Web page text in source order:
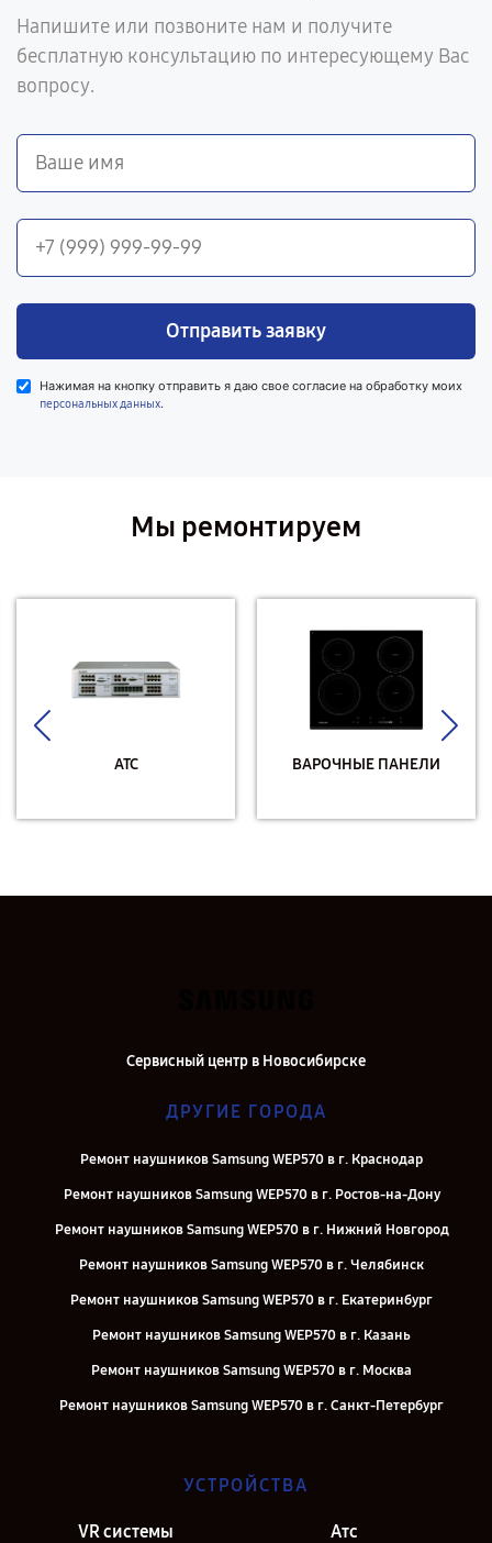
Напишите или позвоните нам и получите
бесплатную консультацию по интересующему Вас
вопросу.
Отправить заявку
Нажимая на кнопку отправить я даю свое согласие на обработку моих
персональных данных.
Мы ремонтируем
АТС ВАРОЧНЫЕ ПАНЕЛИ
Сервисный центр в Новосибирске
ДРУГИЕ ГОРОДА
Ремонт наушников Samsung WEP570 в г. Краснодар
Ремонт наушников Samsung WEP570 в г. Ростов-на-Дону
Ремонт наушников Samsung WEP570 в г. Нижний Новгород
Ремонт наушников Samsung WEP570 в г. Челябинск
Ремонт наушников Samsung WEP570 в г. Екатеринбург
Ремонт наушников Samsung WEP570 в г. Казань
Ремонт наушников Samsung WEP570 в г. Москва
Ремонт наушников Samsung WEP570 в г. Санкт-Петербург
УСТРОЙСТВА
VR системы Атс